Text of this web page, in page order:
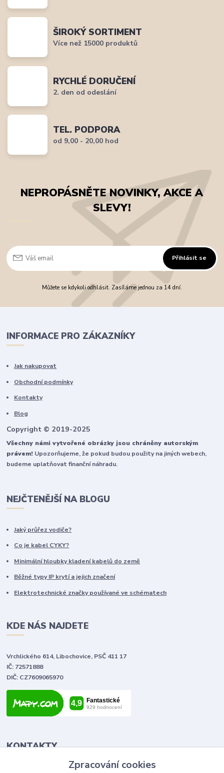
ŠIROKÝ SORTIMENT
Více než 15000 produktů
RYCHLÉ DORUČENÍ
2. den od odeslání
TEL. PODPORA
od 9,00 - 20,00 hod
NEPROPÁSNĚTE NOVINKY, AKCE A
SLEVY!
Přihlásit se
Můžete se kdykoli odhlásit. Zasíláme jednou za 14 dní.
INFORMACE PRO ZÁKAZNÍKY
Jak nakupovat
Obchodní podmínky
Kontakty
Blog
Copyright © 2019-2025
Všechny námi vytvořené obrázky jsou chráněny autorským
právem! Upozorňujeme, že pokud budou použity na jiných webech,
budeme uplatňovat finanční náhradu.
NEJČTENĚJŠÍ NA BLOGU
Jaký průřez vodiče?
Co je kabel CYKY?
Minimální hloubky kladení kabelů do země
Běžné typy IP krytí a jejich značení
Elektrotechnické značky používané ve schématech
KDE NÁS NAJDETE
Vrchlického 614, Libochovice, PSČ 411 17
IČ: 72571888
DIČ: CZ7609065970
KONTAKTY
Zpracování cookies